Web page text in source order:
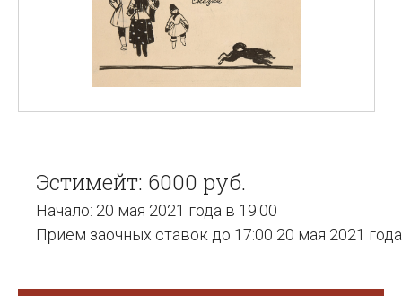
Эстимейт: 6000 руб.
Начало: 20 мая 2021 года в 19:00
Прием заочных ставок до 17:00 20 мая 2021 года